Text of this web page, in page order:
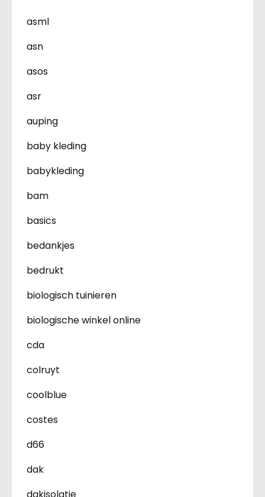
asml
asn
asos
asr
auping
baby kleding
babykleding
bam
basics
bedankjes
bedrukt
biologisch tuinieren
biologische winkel online
cda
colruyt
coolblue
costes
d66
dak
dakisolatie